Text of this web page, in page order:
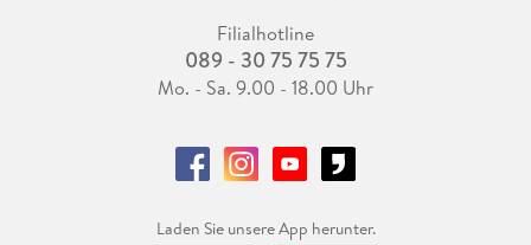
Filialhotline
089 - 30 75 75 75
Mo. - Sa. 9.00 - 18.00 Uhr
Laden Sie unsere App herunter.